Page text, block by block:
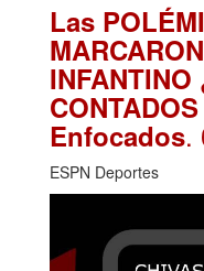
Las
Enfocados.
ESPN Deportes